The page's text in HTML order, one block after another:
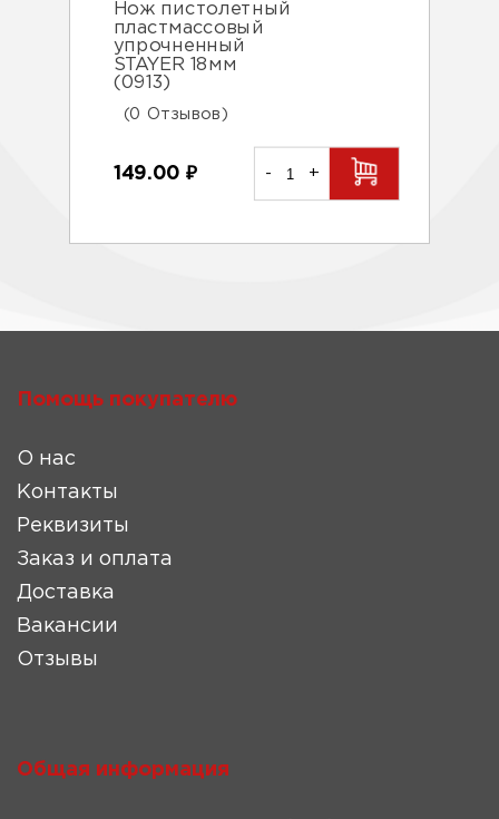
Нож пистолетный
пластмассовый
упрочненный
STAYER 18мм
(0913)
(0 Отзывов)
149.00 ₽ - +
Помощь покупателю
О нас
Контакты
Реквизиты
Заказ и оплата
Доставка
Вакансии
Отзывы
Общая информация